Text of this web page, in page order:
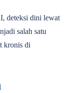
deteksi dini lewat
salah satu
kronis di